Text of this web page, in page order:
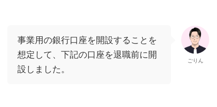
事業用の銀行口座を開設することを
想定して、下記の口座を退職前に開
設しました。
ごりん